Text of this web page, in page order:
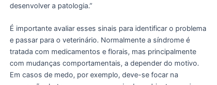
desenvolver a patologia.”
É importante avaliar esses sinais para identificar o problema
e passar para o veterinário. Normalmente a síndrome é
tratada com medicamentos e florais, mas principalmente
com mudanças comportamentais, a depender do motivo.
Em casos de medo, por exemplo, deve-se focar na